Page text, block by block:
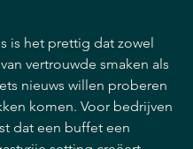
is het prettig dat zowel
vertrouwde smaken als
nieuws willen proberen
komen. Voor bedrijven
dat een buffet een